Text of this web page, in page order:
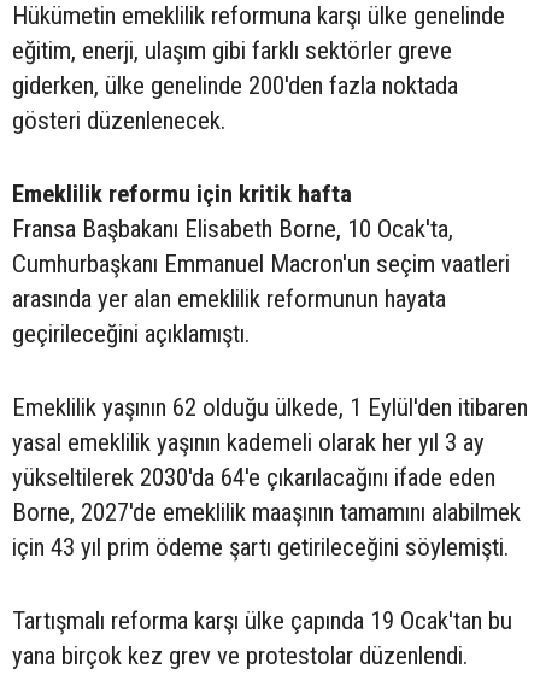
Hükümetin emeklilik reformuna karşı ülke genelinde
eğitim, enerji, ulaşım gibi farklı sektörler greve
giderken, ülke genelinde 200'den fazla noktada
gösteri düzenlenecek.
Emeklilik reformu için kritik hafta
Fransa Başbakanı Elisabeth Borne, 10 Ocak'ta,
Cumhurbaşkanı Emmanuel Macron'un seçim vaatleri
arasında yer alan emeklilik reformunun hayata
geçirileceğini açıklamıştı.
Emeklilik yaşının 62 olduğu ülkede, 1 Eylül'den itibaren
yasal emeklilik yaşının kademeli olarak her yıl 3 ay
yükseltilerek 2030'da 64'e çıkarılacağını ifade eden
Borne, 2027'de emeklilik maaşının tamamını alabilmek
için 43 yıl prim ödeme şartı getirileceğini söylemişti.
Tartışmalı reforma karşı ülke çapında 19 Ocak'tan bu
yana birçok kez grev ve protestolar düzenlendi.